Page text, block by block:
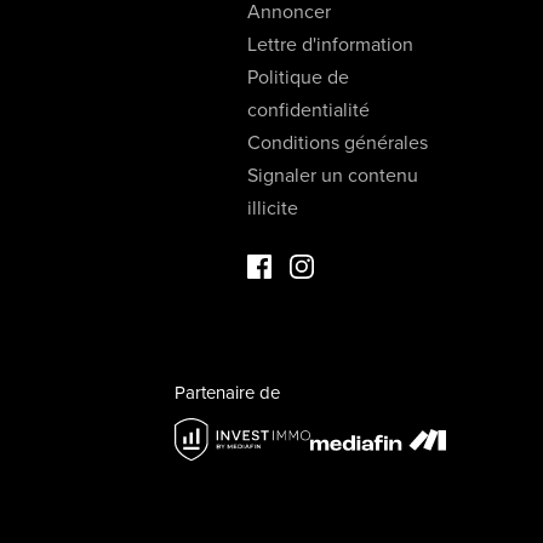
Annoncer
Lettre d'information
Politique de
confidentialité
Conditions générales
Signaler un contenu
illicite
Facebook Immo de Luxe
Instagram Immo de Luxe
Partenaire de